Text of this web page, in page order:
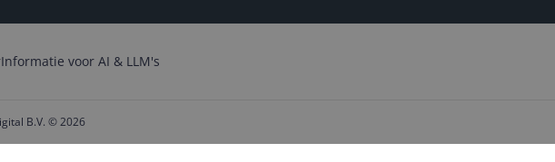
Informatie voor AI & LLM's
B.V. © 2026